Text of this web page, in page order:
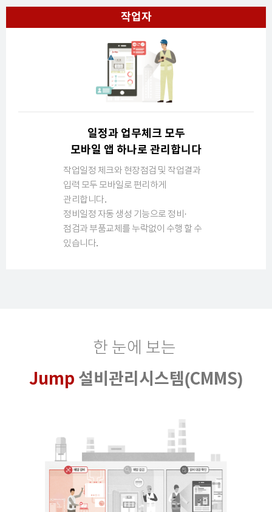
작업자
일정과 업무체크 모두
모바일 앱 하나로 관리합니다
작업일정 체크와 현장점검 및 작업결과
입력 모두 모바일로 편리하게
관리합니다.
정비일정 자동 생성 기능으로 정비·
점검과부품교체를 누락없이 수행 할 수
있습니다.
한 눈에 보는
Jump 설비관리시스템(CMMS)